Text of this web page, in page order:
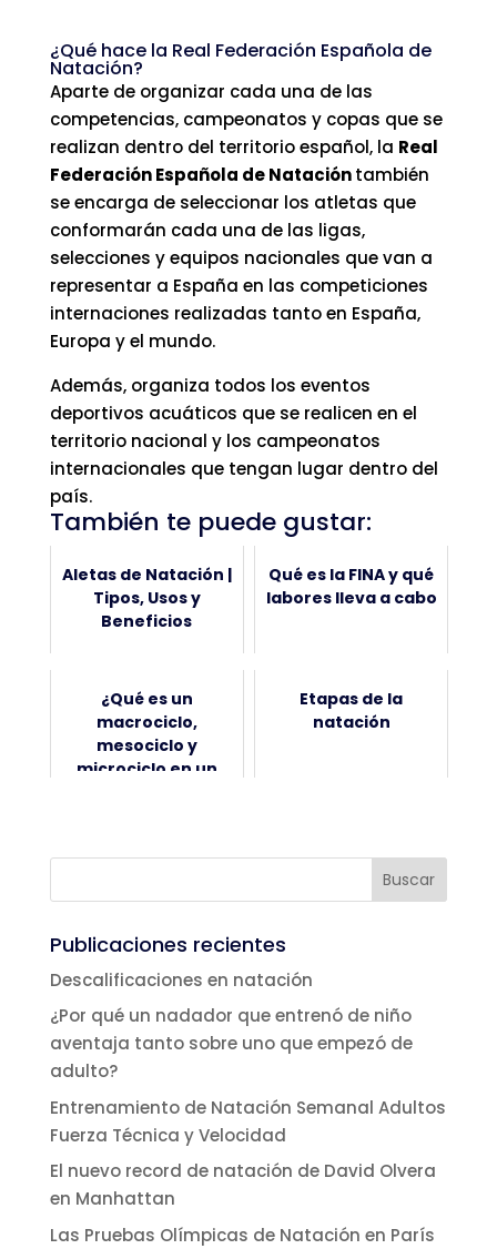
¿Qué hace la Real Federación Española de
Natación?
Aparte de organizar cada una de las
competencias, campeonatos y copas que se
realizan dentro del territorio español, la Real
Federación Española de Natacióntambién
se encarga de seleccionar los atletas que
conformarán cada una de las ligas,
selecciones y equipos nacionales que van a
representar a España en las competiciones
internaciones realizadas tanto en España,
Europa y el mundo.
Además, organiza todos los eventos
deportivos acuáticos que se realicen en el
territorio nacional y los campeonatos
internacionales que tengan lugar dentro del
país.
También te puede gustar:
Aletas de Natación |
Tipos, Usos y
Beneficios
Qué es la FINA y qué
labores lleva a cabo
¿Qué es un
macrociclo,
mesociclo y
microciclo en un
Etapas de la
natación
Publicaciones recientes
Descalificaciones en natación
¿Por qué un nadador que entrenó de niño
aventaja tanto sobre uno que empezó de
adulto?
Entrenamiento de Natación Semanal Adultos
Fuerza Técnica y Velocidad
El nuevo record de natación de David Olvera
en Manhattan
Las Pruebas Olímpicas de Natación en París